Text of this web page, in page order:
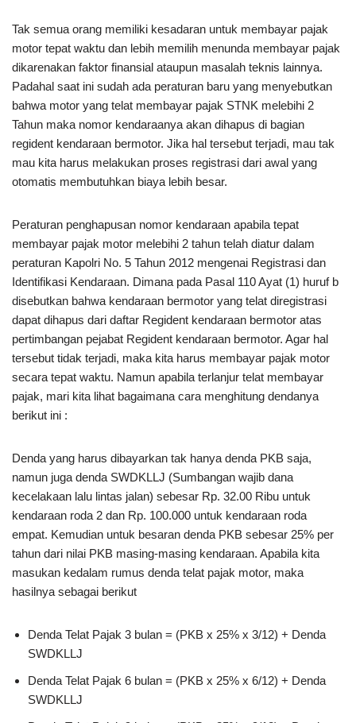
Tak semua orang memiliki kesadaran untuk membayar pajak
motor tepat waktu dan lebih memilih menunda membayar pajak
dikarenakan faktor finansial ataupun masalah teknis lainnya.
Padahal saat ini sudah ada peraturan baru yang menyebutkan
bahwa motor yang telat membayar pajak STNK melebihi 2
Tahun maka nomor kendaraanya akan dihapus di bagian
regident kendaraan bermotor. Jika hal tersebut terjadi, mau tak
mau kita harus melakukan proses registrasi dari awal yang
otomatis membutuhkan biaya lebih besar.
Peraturan penghapusan nomor kendaraan apabila tepat
membayar pajak motor melebihi 2 tahun telah diatur dalam
peraturan Kapolri No. 5 Tahun 2012 mengenai Registrasi dan
Identifikasi Kendaraan. Dimana pada Pasal 110 Ayat (1) huruf b
disebutkan bahwa kendaraan bermotor yang telat diregistrasi
dapat dihapus dari daftar Regident kendaraan bermotor atas
pertimbangan pejabat Regident kendaraan bermotor. Agar hal
tersebut tidak terjadi, maka kita harus membayar pajak motor
secara tepat waktu. Namun apabila terlanjur telat membayar
pajak, mari kita lihat bagaimana cara menghitung dendanya
berikut ini :
Denda yang harus dibayarkan tak hanya denda PKB saja,
namun juga denda SWDKLLJ (Sumbangan wajib dana
kecelakaan lalu lintas jalan) sebesar Rp. 32.00 Ribu untuk
kendaraan roda 2 dan Rp. 100.000 untuk kendaraan roda
empat. Kemudian untuk besaran denda PKB sebesar 25% per
tahun dari nilai PKB masing-masing kendaraan. Apabila kita
masukan kedalam rumus denda telat pajak motor, maka
hasilnya sebagai berikut
Denda Telat Pajak 3 bulan = (PKB x 25% x 3/12) + Denda
SWDKLLJ
Denda Telat Pajak 6 bulan = (PKB x 25% x 6/12) + Denda
SWDKLLJ